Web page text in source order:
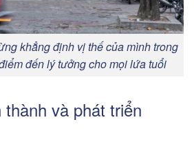
khẳng định vị thế của mình trong
đến lý tưởng cho mọi lứa tuổi
và phát triển